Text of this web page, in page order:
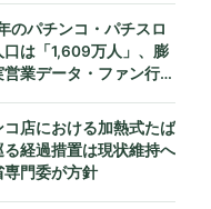
のパチンコ・パチスロ
口は「1,609万人」、膨
営業データ・ファン行動
コ店における加熱式たば
る経過措置は現状維持へ
専門委が方針